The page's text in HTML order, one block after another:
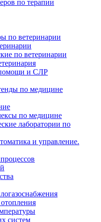
по терапии
по ветеринарии
по ветеринарии
помощи и СЛР
по медицине
по медицине
лаборатории по
и управление.
систем